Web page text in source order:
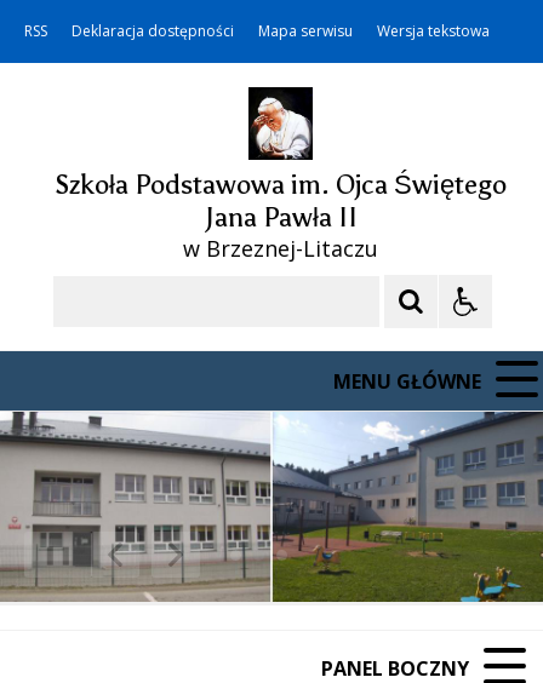
RSS Deklaracja dostępności Mapa serwisu Wersja tekstowa
Szkoła Podstawowa im. Ojca Świętego
Jana Pawła II
w Brzeznej-Litaczu
MENU GŁÓWNE
Poprzedni Element
Następny Element
❚❚
PANEL BOCZNY